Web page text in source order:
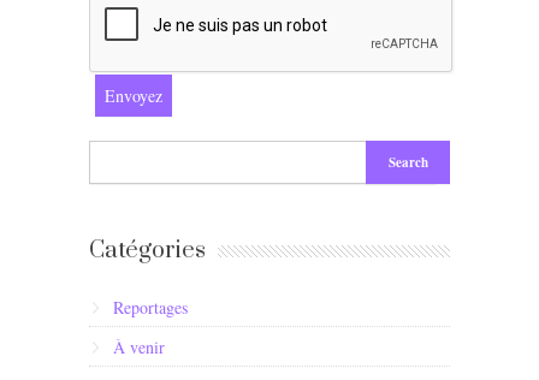
Catégories
Reportages
À venir